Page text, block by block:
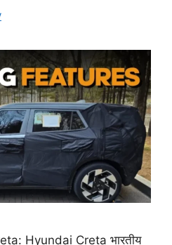
Hyundai Creta भारतीय